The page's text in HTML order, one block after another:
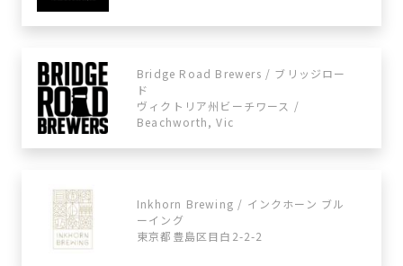
Bridge Road Brewers / ブリッジロー
ド
ヴィクトリア州ビーチワース /
Beachworth, Vic
Inkhorn Brewing / インクホーン ブル
ーイング
東京都豊島区目白2-2-2